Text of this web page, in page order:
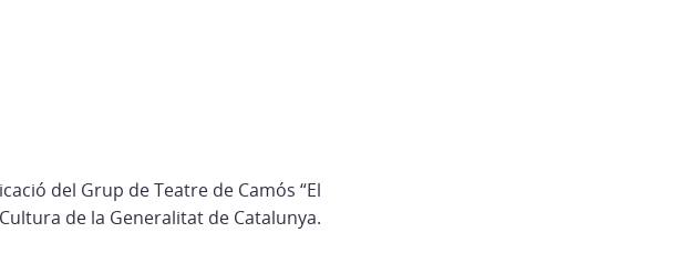
del Grup de Teatre de Camós “El
de la Generalitat de Catalunya.⁣